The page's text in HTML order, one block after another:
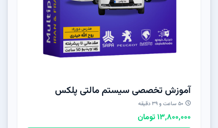
آموزش تخصصی سیستم مالتی پلکس
50 ساعت و 39 دقیقه
13,800,000 تومان